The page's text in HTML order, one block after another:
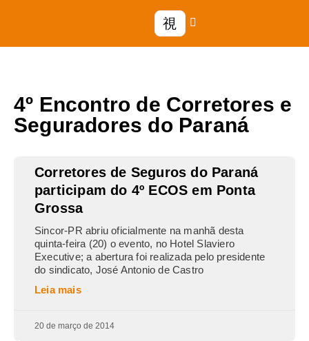
4º Encontro de Corretores e
Seguradores do Paraná
Corretores de Seguros do Paraná
participam do 4º ECOS em Ponta
Grossa
Sincor-PR abriu oficialmente na manhã desta
quinta-feira (20) o evento, no Hotel Slaviero
Executive; a abertura foi realizada pelo presidente
do sindicato, José Antonio de Castro
Leia mais
20 de março de 2014